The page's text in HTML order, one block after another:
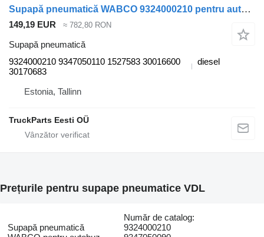
Supapă pneumatică WABCO 9324000210 pentru autobuz VDL Citea XLE, SLE (2012-)
149,19 EUR ≈ 782,80 RON
Supapă pneumatică
9324000210 9347050110 1527583 30016600
30170683
diesel
Estonia, Tallinn
TruckParts Eesti OÜ
Prețurile pentru supape pneumatice VDL
Supapă pneumatică
Număr de catalog:
9324000210